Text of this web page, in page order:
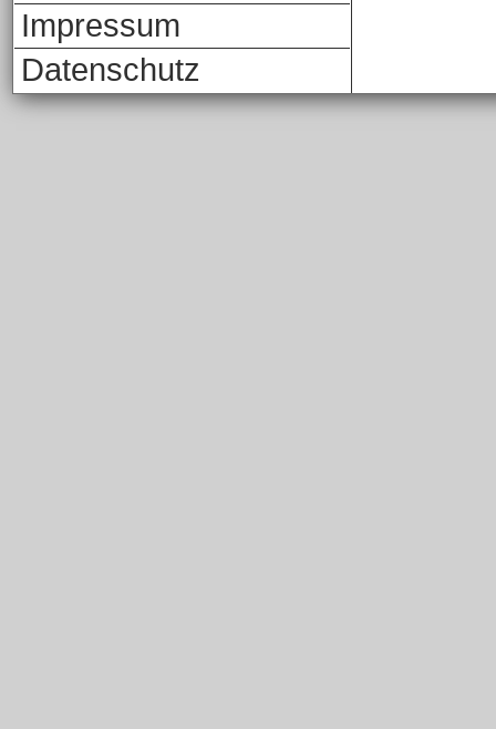
Impressum
Datenschutz